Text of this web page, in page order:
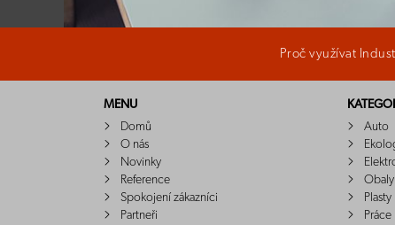
Proč využívat
MENU
Domů
O nás
Novinky
Reference
Spokojení zákazníci
Partneři
Auto
Obaly
Plasty
Práce